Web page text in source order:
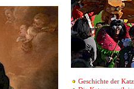
Geschichte der